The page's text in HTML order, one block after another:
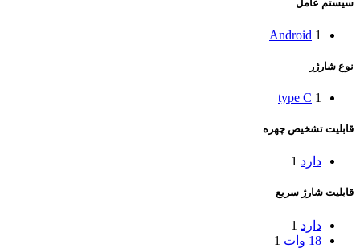
سیستم عامل
Android 1
نوع شارژر
type C 1
قابلیت تشخیص چهره
دارد 1
قابلیت شارژ سریع
دارد 1
18 وات
1